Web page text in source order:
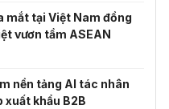
mắt tại Việt Nam đồng
vươn tầm ASEAN
nền tảng AI tác nhân
khẩu B2B